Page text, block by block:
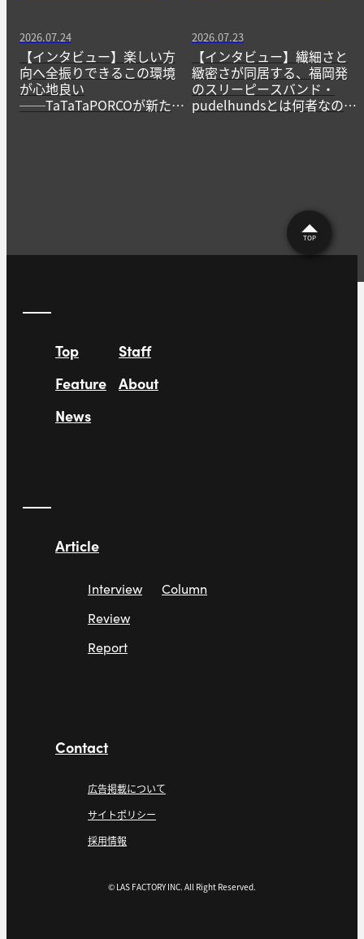
2026.07.24
【インタビュー】楽しい方
向へ全振りできるこの環境
が心地良い
──TaTaTaPORCOが新たに
2026.07.23
【インタビュー】繊細さと
緻密さが同居する、福岡発
のスリーピースバンド・
pudelhundsとは何者なの
TOP
Top
Feature
News
Staff
About
Article
Interview
Review
Report
Column
Contact
広告掲載について
サイトポリシー
採用情報
© LAS FACTORY INC. All Right Reserved.